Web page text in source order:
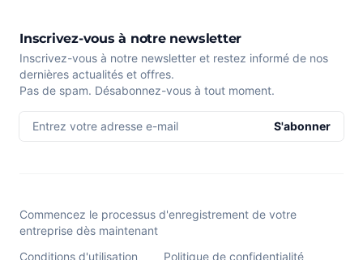
Inscrivez-vous à notre newsletter
Inscrivez-vous à notre newsletter et restez informé de nos
dernières actualités et offres.
Pas de spam. Désabonnez-vous à tout moment.
Entrez votre adresse e-mail S'abonner
Commencez le processus d'enregistrement de votre
entreprise dès maintenant
Conditions d'utilisation
Politique de confidentialité